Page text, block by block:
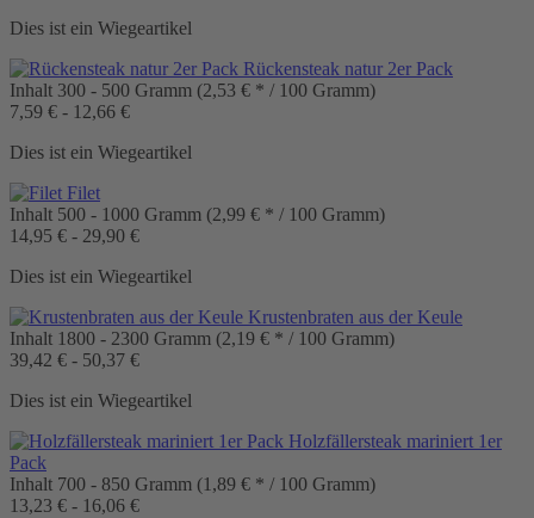
Dies ist ein Wiegeartikel
Rückensteak natur 2er Pack
Inhalt 300 - 500 Gramm (2,53 € * / 100 Gramm)
7,59 € - 12,66 €
Dies ist ein Wiegeartikel
Filet
Inhalt 500 - 1000 Gramm (2,99 € * / 100 Gramm)
14,95 € - 29,90 €
Dies ist ein Wiegeartikel
Krustenbraten aus der Keule
Inhalt 1800 - 2300 Gramm (2,19 € * / 100 Gramm)
39,42 € - 50,37 €
Dies ist ein Wiegeartikel
Holzfällersteak mariniert 1er
Pack
Inhalt 700 - 850 Gramm (1,89 € * / 100 Gramm)
13,23 € - 16,06 €